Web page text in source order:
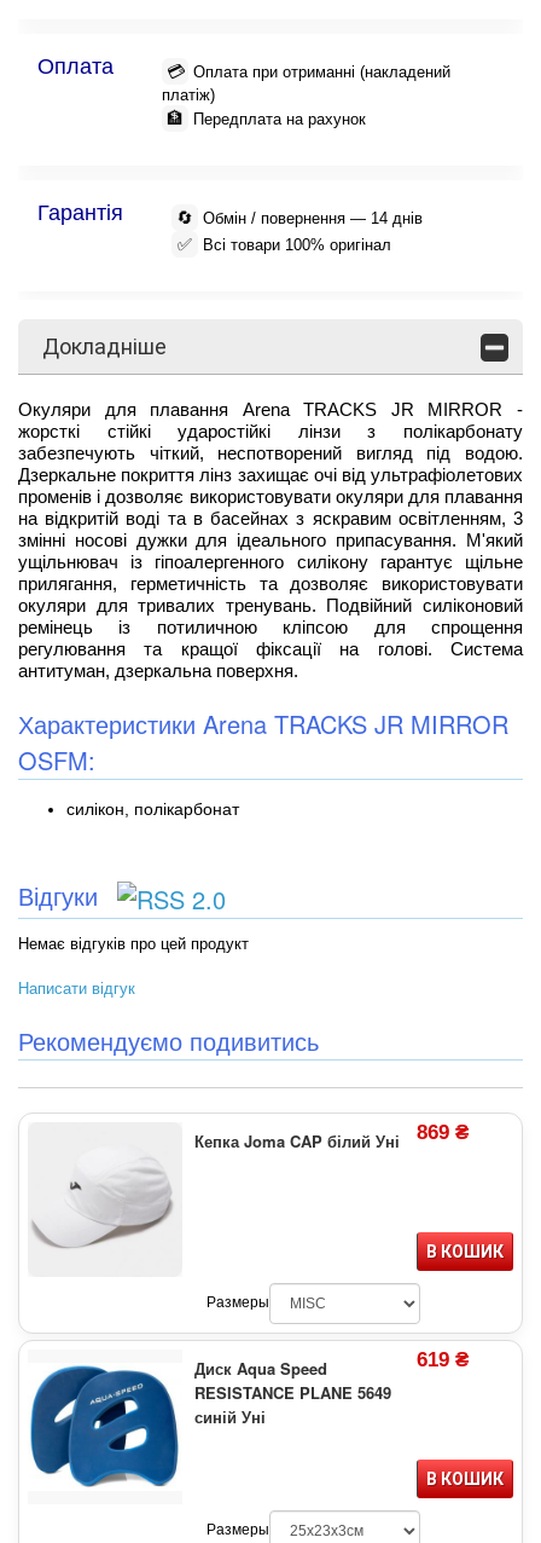
Оплата 💳 Оплата при отриманні (накладений
платіж)
🏦 Передплата на рахунок
Гарантія 🔄 Обмін / повернення — 14 днів
✅ Всі товари 100% оригінал
Докладніше
Окуляри для плавання Arena TRACKS JR MIRROR -
жорсткі стійкі ударостійкі лінзи з полікарбонату
забезпечують чіткий, неспотворений вигляд під водою.
Дзеркальне покриття лінз захищає очі від ультрафіолетових
променів і дозволяє використовувати окуляри для плавання
на відкритій воді та в басейнах з яскравим освітленням, 3
змінні носові дужки для ідеального припасування. М'який
ущільнювач із гіпоалергенного силікону гарантує щільне
прилягання, герметичність та дозволяє використовувати
окуляри для тривалих тренувань. Подвійний силіконовий
ремінець із потиличною кліпсою для спрощення
регулювання та кращої фіксації на голові. Система
антитуман, дзеркальна поверхня.
Характеристики Arena TRACKS JR MIRROR
OSFM:
силікон, полікарбонат
Відгуки
Немає відгуків про цей продукт
Написати відгук
Рекомендуємо подивитись
Кепка Joma CAP білий Уні 869 ₴
В КОШИК
Размеры
Диск Aqua Speed
RESISTANCE PLANE 5649
синій Уні
619 ₴
В КОШИК
Размеры